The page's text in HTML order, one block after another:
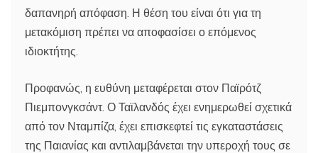
δαπανηρή απόφαση. Η θέση του είναι ότι για τη
μετακόμιση πρέπει να αποφασίσει ο επόμενος
ιδιοκτήτης.
Προφανώς, η ευθύνη μεταφέρεται στον Παϊρότζ
Πιεμπονγκσάντ. Ο Ταϊλανδός έχει ενημερωθεί σχετικά
από τον Νταμπίζα, έχει επισκεφτεί τις εγκαταστάσεις
της Παιανίας και αντιλαμβάνεται την υπεροχή τους σε